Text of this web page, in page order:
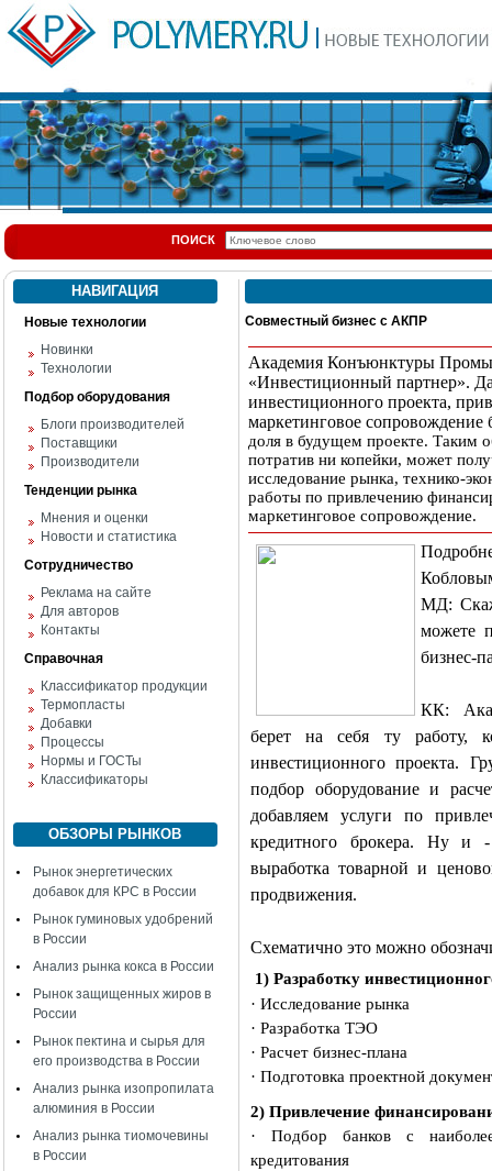
ПОИСК
НАВИГАЦИЯ
Новые технологии
Новинки
Технологии
Подбор оборудования
Блоги производителей
Поставщики
Производители
Тенденции рынка
Мнения и оценки
Новости и статистика
Сотрудничество
Реклама на сайте
Для авторов
Контакты
Справочная
Классификатор продукции
Термопласты
Добавки
Процессы
Нормы и ГОСТы
Классификаторы
ОБЗОРЫ РЫНКОВ
Рынок энергетических
добавок для КРС в России
Рынок гуминовых удобрений
в России
Анализ рынка кокса в России
Рынок защищенных жиров в
России
Рынок пектина и сырья для
его производства в России
Анализ рынка изопропилата
алюминия в России
Анализ рынка тиомочевины
в России
Совместный бизнес с АКПР
Академия Конъюнктуры
«Инвестиционный партнер».
инвестиционного проекта,
маркетинговое сопровождение
доля в будущем проекте. Таким
потратив ни копейки, может
исследование рынка, технико-
работы по привлечению
маркетинговое сопровождение.
МД:
можете
бизнес-
КК:
берет на себя ту работу,
инвестиционного проекта.
подбор оборудование и
добавляем услуги по
кредитного брокера. Ну и -
выработка товарной и
продвижения.
Схематично это можно
1) Разработку
· Исследование рынка
· Разработка ТЭО
· Расчет бизнес-плана
· Подготовка проектной
2) Привлечение
· Подбор банков с
кредитования